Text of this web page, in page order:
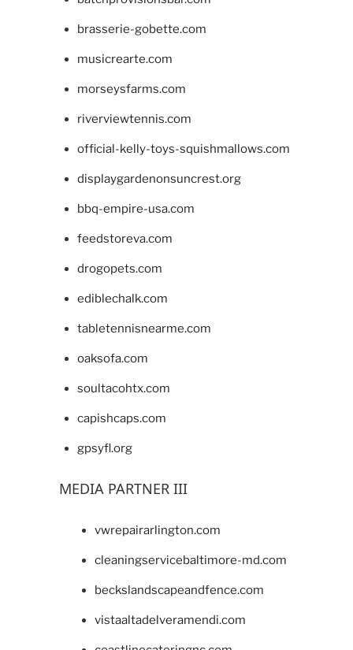
brasserie-gobette.com
musicrearte.com
morseysfarms.com
riverviewtennis.com
official-kelly-toys-squishmallows.com
displaygardenonsuncrest.org
bbq-empire-usa.com
feedstoreva.com
drogopets.com
ediblechalk.com
tabletennisnearme.com
oaksofa.com
soultacohtx.com
capishcaps.com
gpsyfl.org
MEDIA PARTNER III
vwrepairarlington.com
cleaningservicebaltimore-md.com
beckslandscapeandfence.com
vistaaltadelveramendi.com